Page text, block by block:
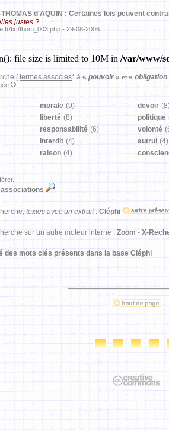
THOMAS d'AQUIN : Certaines lois peuvent
justes ?
txt/thom_003.php - 29-08-2006
file size is limited to 10M in /var/www/
[ termes associés* à « pouvoir » et « obligation
morale (9) devoir
liberté (8) politique
responsabilité (6) volonté
interdit (4) autrui (4)
raison (4)
textes avec un extrait: Cléphi
sur un autre moteur interne : Zoom - X-
des mots clés présents dans la base Cléphi